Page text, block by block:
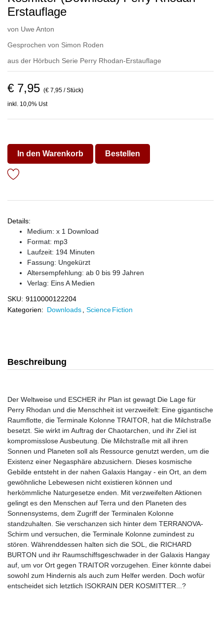
Erstauflage
von Uwe Anton
Gesprochen von Simon Roden
aus der Hörbuch Serie Perry Rhodan-Erstauflage
€ 7,95 (€ 7,95 / Stück)
inkl. 10,0% Ust
In den Warenkorb Bestellen
Details:
Medium: x 1 Download
Format: mp3
Laufzeit: 194 Minuten
Fassung: Ungekürzt
Altersempfehlung: ab 0 bis 99 Jahren
Verlag: Eins A Medien
SKU: 9110000122204
Kategorien: Downloads Science Fiction
Beschreibung
Der Weltweise und ESCHER ihr Plan ist gewagt Die Lage für
Perry Rhodan und die Menschheit ist verzweifelt: Eine gigantische
Raumflotte, die Terminale Kolonne TRAITOR, hat die Milchstraße
besetzt. Sie wirkt im Auftrag der Chaotarchen, und ihr Ziel ist
kompromisslose Ausbeutung. Die Milchstraße mit all ihren
Sonnen und Planeten soll als Ressource genutzt werden, um die
Existenz einer Negasphäre abzusichern. Dieses kosmische
Gebilde entsteht in der nahen Galaxis Hangay - ein Ort, an dem
gewöhnliche Lebewesen nicht existieren können und
herkömmliche Naturgesetze enden. Mit verzweifelten Aktionen
gelingt es den Menschen auf Terra und den Planeten des
Sonnensystems, dem Zugriff der Terminalen Kolonne
standzuhalten. Sie verschanzen sich hinter dem TERRANOVA-
Schirm und versuchen, die Terminale Kolonne zumindest zu
stören. Währenddessen halten sich die SOL, die RICHARD
BURTON und ihr Raumschiffsgeschwader in der Galaxis Hangay
auf, um vor Ort gegen TRAITOR vorzugehen. Einer könnte dabei
sowohl zum Hindernis als auch zum Helfer werden. Doch wofür
entscheidet sich letztlich ISOKRAIN DER KOSMITTER...?